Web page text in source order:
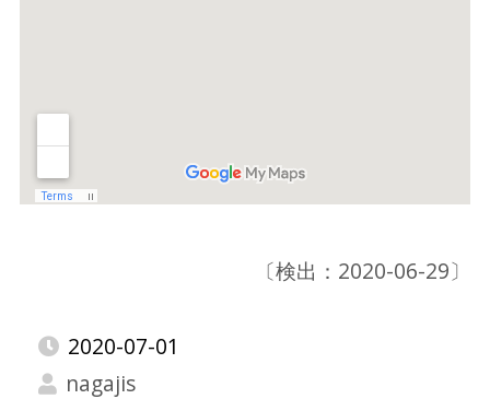
〔検出：2020-06-29〕
2020-07-01
nagajis